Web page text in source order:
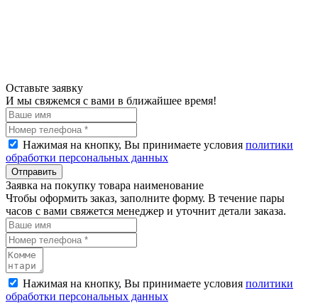
Оставьте заявку
И мы свяжемся с вами в ближайшее время!
Нажимая на кнопку, Вы принимаете условия политики
обработки персональных данных
Отправить
Заявка на покупку товара наименование
Чтобы оформить заказ, заполните форму. В течение пары
часов с вами свяжется менеджер и уточнит детали заказа.
Нажимая на кнопку, Вы принимаете условия политики
обработки персональных данных